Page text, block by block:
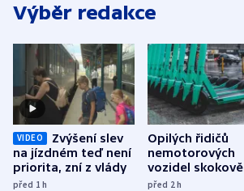
Výběr redakce
VIDEO
Zvýšení slev
na jízdném teď není
priorita, zní z vlády
před 1h
Opilých řidičů
nemotorových
vozidel skokově
přibylo, nejvíc ve
před 2h